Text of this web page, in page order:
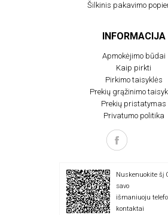
Šilkinis pakavimo
INFORMACIJA
Apmokėjimo būdai
Kaip pirkti
Pirkimo taisyklės
Prekių grąžinimo
Prekių pristatymas
Privatumo politika
Nuskenuokite šį
savo
išmaniuoju
kontaktai